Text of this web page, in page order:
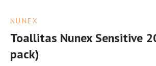
NUNEX
Toallitas Nunex Sensitive
pack)